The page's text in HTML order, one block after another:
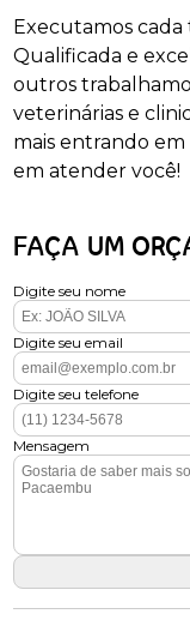
Executamos
Qualificada e
outros
veterinárias e
mais entrando
em atender você!
FAÇA UM
Digite seu nome
Digite seu email
Digite seu telefone
Mensagem